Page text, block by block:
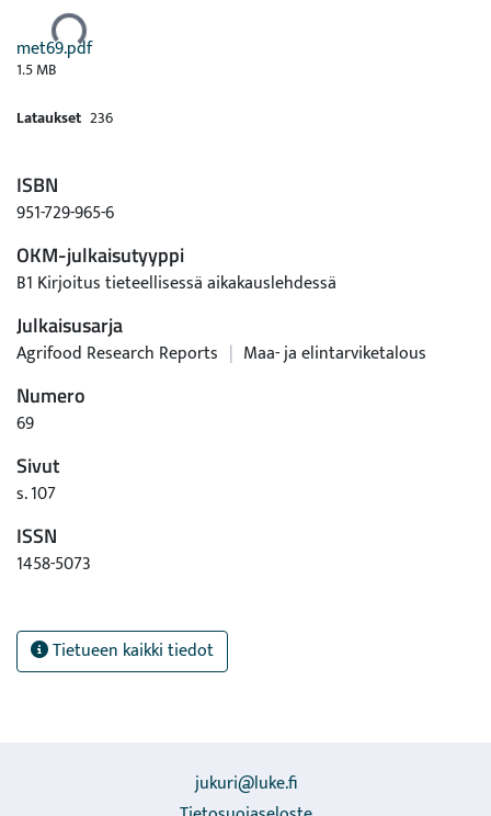
Ladataan...
met69.pdf
1.5 MB
Lataukset 236
ISBN
951-729-965-6
OKM-julkaisutyyppi
B1 Kirjoitus tieteellisessä aikakauslehdessä
Julkaisusarja
Agrifood Research Reports | Maa- ja elintarviketalous
Numero
69
Sivut
s. 107
ISSN
1458-5073
Tietueen kaikki tiedot
jukuri@luke.fi